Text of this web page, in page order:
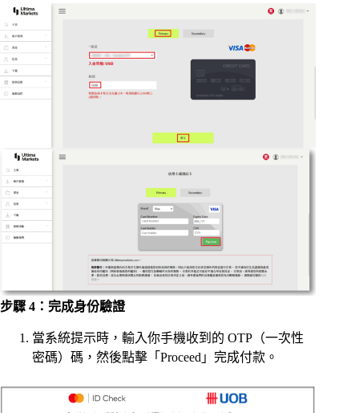
步驟 4：完成身份驗證
當系統提示時，輸入你手機收到的 OTP（一次性
密碼）碼，然後點擊「Proceed」完成付款。